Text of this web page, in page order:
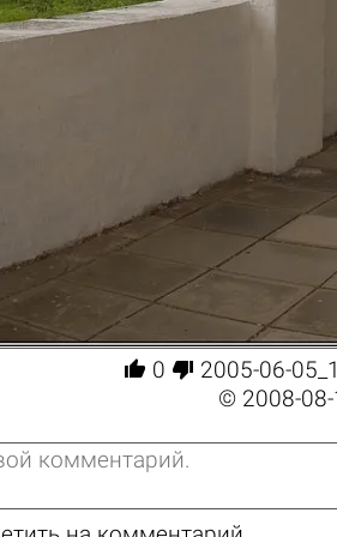
 0  2005-06-
© 2008-08-